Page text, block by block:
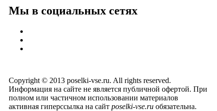
Мы в социальных сетях
Copyright © 2013 poselki-vse.ru. All rights reserved.
Информация на сайте не является публичной офертой. При
полном или частичном использовании материалов
активная гиперссылка на сайт poselki-vse.ru​ обязательна.